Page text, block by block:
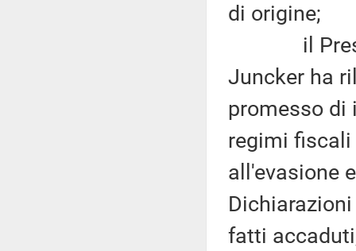
di origine;
il
Juncker ha
promesso di
regimi fiscali
all'evasione
fatti